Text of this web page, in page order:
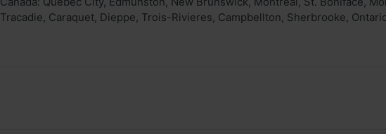
Tracadie, Caraquet, Dieppe, Trois-Rivieres, Campbellton, Sherbrooke,